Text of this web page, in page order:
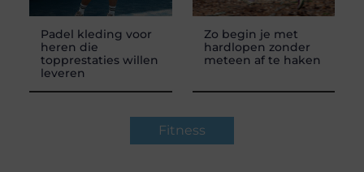
Padel kleding voor
heren die
topprestaties willen
leveren
Zo begin je met
hardlopen zonder
meteen af te haken
Fitness